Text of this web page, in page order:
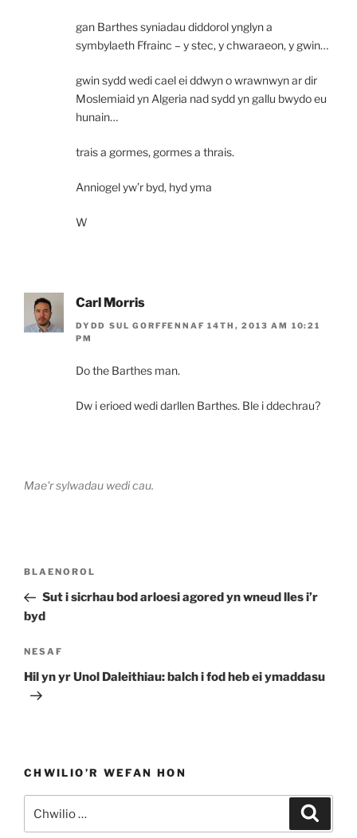
gan Barthes syniadau diddorol ynglyn a
symbylaeth Ffrainc – y stec, y chwaraeon, y gwin…
gwin sydd wedi cael ei ddwyn o wrawnwyn ar dir
Moslemiaid yn Algeria nad sydd yn gallu bwydo eu
hunain…
trais a gormes, gormes a thrais.
Anniogel yw’r byd, hyd yma
W
Carl Morris
DYDD SUL GORFFENNAF 14TH, 2013 AM 10:21
PM
Do the Barthes man.
Dw i erioed wedi darllen Barthes. Ble i ddechrau?
Mae'r sylwadau wedi cau.
Llywio
Cofnod
Blaenorol
BLAENOROL
Sut i sicrhau bod arloesi agored yn wneud lles i’r
byd
Cofnod
Nesaf
NESAF
Hil yn yr Unol Daleithiau: balch i fod heb ei ymaddasu
CHWILIO’R WEFAN HON
am: